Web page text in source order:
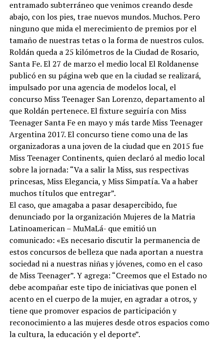
entramado subterráneo que venimos creando desde
abajo, con los pies, trae nuevos mundos. Muchos. Pero
ninguno que mida el merecimiento de premios por el
tamaño de nuestras tetas o la forma de nuestros culos.
Roldán queda a 25 kilómetros de la Ciudad de Rosario,
Santa Fe. El 27 de marzo el medio local El Roldanense
publicó en su página web que en la ciudad se realizará,
impulsado por una agencia de modelos local, el
concurso Miss Teenager San Lorenzo, departamento al
que Roldán pertenece. El fixture seguiría con Miss
Teenager Santa Fe en mayo y más tarde Miss Teenager
Argentina 2017. El concurso tiene como una de las
organizadoras a una joven de la ciudad que en 2015 fue
Miss Teenager Continents, quien declaró al medio local
sobre la jornada: “Va a salir la Miss, sus respectivas
princesas, Miss Elegancia, y Miss Simpatía. Va a haber
muchos títulos que entregar”.
El caso, que amagaba a pasar desapercibido, fue
denunciado por la organización Mujeres de la Matria
Latinoamerican – MuMaLá- que emitió un
comunicado: «Es necesario discutir la permanencia de
estos concursos de belleza que nada aportan a nuestra
sociedad ni a nuestras niñas y jóvenes, como en el caso
de Miss Teenager”. Y agrega: “Creemos que el Estado no
debe acompañar este tipo de iniciativas que ponen el
acento en el cuerpo de la mujer, en agradar a otros, y
tiene que promover espacios de participación y
reconocimiento a las mujeres desde otros espacios como
la cultura, la educación y el deporte”.